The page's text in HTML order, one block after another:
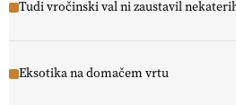
Tudi vročinski val ni zaustavil
Eksotika na domačem vrtu